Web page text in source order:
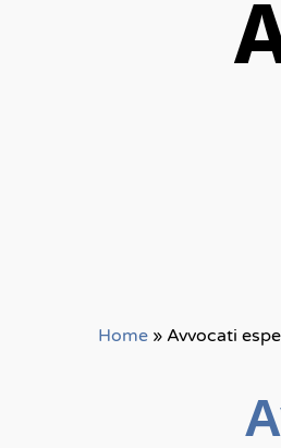
Home » Avvocati